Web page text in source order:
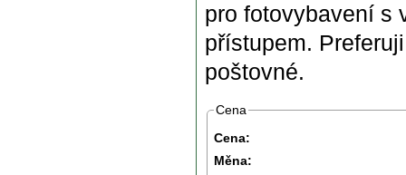
pro fotovybavení s
přístupem.
poštovné.
Cena
Cena:
Měna: